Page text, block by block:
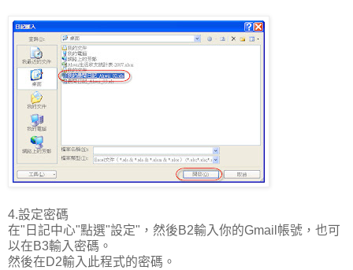
4.設定密碼
在"日記中心"點選"設定"，然後B2輸入你的Gmail帳號，也可
以在B3輸入密碼。
然後在D2輸入此程式的密碼。